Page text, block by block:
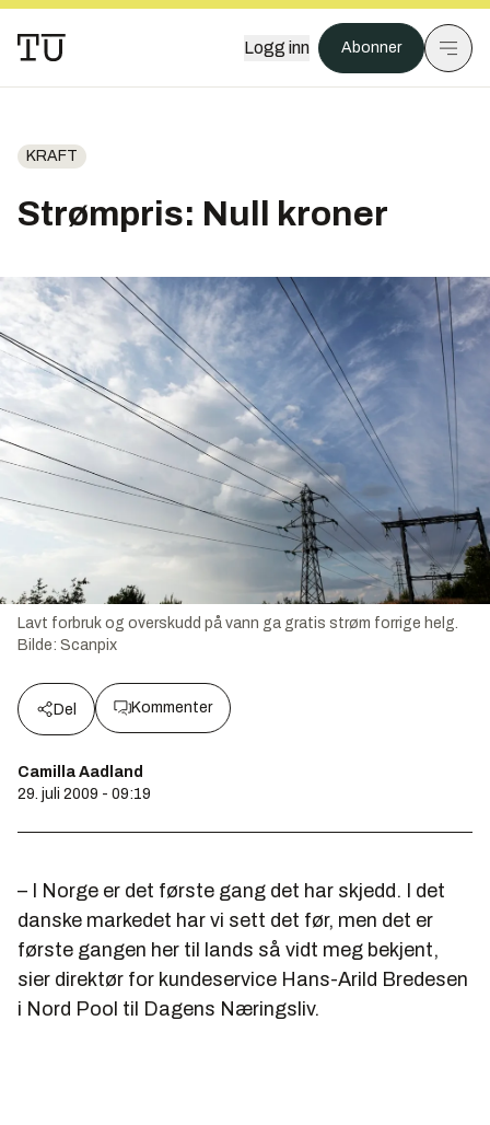
Logg inn Abonner
KRAFT
Strømpris: Null kroner
Lavt forbruk og overskudd på vann ga gratis strøm forrige helg.
Bilde: Scanpix
Del Kommenter
Camilla Aadland
29. juli 2009 - 09:19
– I Norge er det første gang det har skjedd. I det
danske markedet har vi sett det før, men det er
første gangen her til lands så vidt meg bekjent,
sier direktør for kundeservice Hans-Arild Bredesen
i Nord Pool til Dagens Næringsliv.